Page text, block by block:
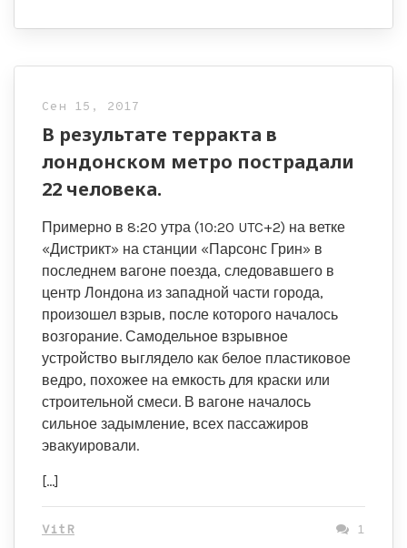
Сен 15, 2017
В результате терракта в
лондонском метро пострадали
22 человека.
Примерно в 8:20 утра (10:20 UTC+2) на ветке
«Дистрикт» на станции «Парсонс Грин» в
последнем вагоне поезда, следовавшего в
центр Лондона из западной части города,
произошел взрыв, после которого началось
возгорание. Самодельное взрывное
устройство выглядело как белое пластиковое
ведро, похожее на емкость для краски или
строительной смеси. В вагоне началось
сильное задымление, всех пассажиров
эвакуировали.
[…]
VitR 1